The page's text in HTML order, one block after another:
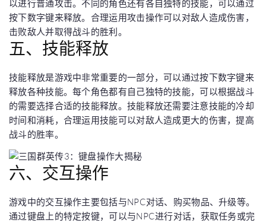
以进行普通攻击。不同的角色还有各自独特的技能，可以通过
按下数字键来释放。合理运用攻击操作可以对敌人造成伤害，
击败敌人并取得战斗的胜利。
五、技能释放
技能释放是游戏中非常重要的一部分，可以通过按下数字键来
释放各种技能。每个角色都有自己独特的技能，可以根据战斗
的需要选择合适的技能释放。技能释放还需要注意技能的冷却
时间和消耗，合理运用技能可以对敌人造成更大的伤害，提高
战斗的胜率。
六、交互操作
游戏中的交互操作主要包括与NPC对话、购买物品、升级等。
通过键盘上的特定按键，可以与NPC进行对话，获取任务或完